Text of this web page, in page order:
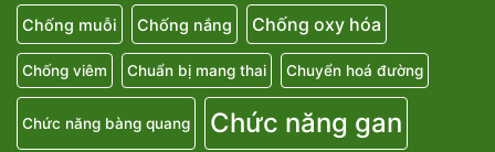
Chống muỗi Chống nắng Chống oxy hóa
Chống viêm Chuẩn bị mang thai Chuyển hoá đường
Chức năng bàng quang Chức năng gan